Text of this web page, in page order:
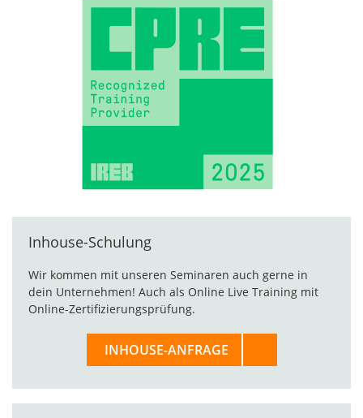
Inhouse-Schulung
Wir kommen mit unseren Seminaren auch gerne in
dein Unternehmen! Auch als Online Live Training mit
Online-Zertifizierungsprüfung.
INHOUSE-ANFRAGE